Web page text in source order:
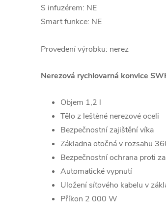
S infuzérem: NE
Smart funkce: NE
Provedení výrobku: nerez
Nerezová rychlovarná konvice
Objem 1,2 l
Tělo z leštěné nerezové oceli
Bezpečnostní zajištění víka
Základna otočná v rozsahu
Bezpečnostní ochrana proti
Automatické vypnutí
Uložení síťového kabelu v
Příkon 2 000 W